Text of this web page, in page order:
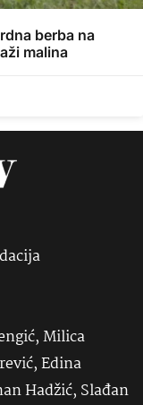
berba na
malina
Milica
Edina
Hadžić, Slađan